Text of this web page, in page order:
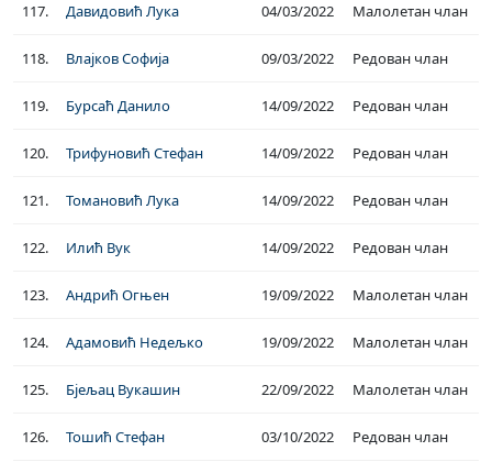
117. Давидовић Лука 04/03/2022 Малолетан члан
118. Влајков Софија 09/03/2022 Редован члан
119. Бурсаћ Данило 14/09/2022 Редован члан
120. Трифуновић Стефан 14/09/2022 Редован члан
121. Томановић Лука 14/09/2022 Редован члан
122. Илић Вук 14/09/2022 Редован члан
123. Андрић Огњен 19/09/2022 Малолетан члан
124. Адамовић Недељко 19/09/2022 Малолетан члан
125. Бјељац Вукашин 22/09/2022 Малолетан члан
126. Тошић Стефан 03/10/2022 Редован члан